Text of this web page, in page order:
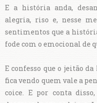
E a história anda,
alegria, riso e, nesse
sentimentos que a
fode com o emocional de
E confesso que o jeitão
fica vendo quem vale a
coice. E por conta